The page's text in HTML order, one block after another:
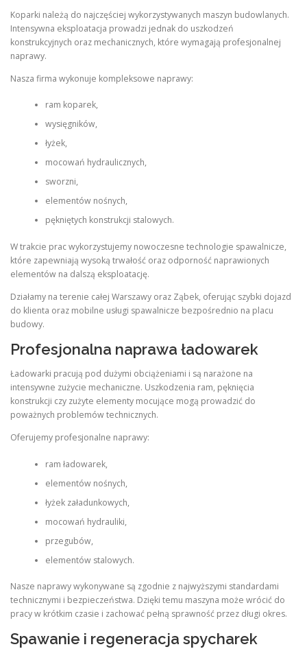
Koparki należą do najczęściej wykorzystywanych maszyn budowlanych.
Intensywna eksploatacja prowadzi jednak do uszkodzeń
konstrukcyjnych oraz mechanicznych, które wymagają profesjonalnej
naprawy.
Nasza firma wykonuje kompleksowe naprawy:
ram koparek,
wysięgników,
łyżek,
mocowań hydraulicznych,
sworzni,
elementów nośnych,
pękniętych konstrukcji stalowych.
W trakcie prac wykorzystujemy nowoczesne technologie spawalnicze,
które zapewniają wysoką trwałość oraz odporność naprawionych
elementów na dalszą eksploatację.
Działamy na terenie całej Warszawy oraz Ząbek, oferując szybki dojazd
do klienta oraz mobilne usługi spawalnicze bezpośrednio na placu
budowy.
Profesjonalna naprawa ładowarek
Ładowarki pracują pod dużymi obciążeniami i są narażone na
intensywne zużycie mechaniczne. Uszkodzenia ram, pęknięcia
konstrukcji czy zużyte elementy mocujące mogą prowadzić do
poważnych problemów technicznych.
Oferujemy profesjonalne naprawy:
ram ładowarek,
elementów nośnych,
łyżek załadunkowych,
mocowań hydrauliki,
przegubów,
elementów stalowych.
Nasze naprawy wykonywane są zgodnie z najwyższymi standardami
technicznymi i bezpieczeństwa. Dzięki temu maszyna może wrócić do
pracy w krótkim czasie i zachować pełną sprawność przez długi okres.
Spawanie i regeneracja spycharek